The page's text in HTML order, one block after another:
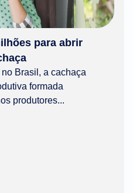
para abrir
Brasil, a cachaça
formada
produtores...